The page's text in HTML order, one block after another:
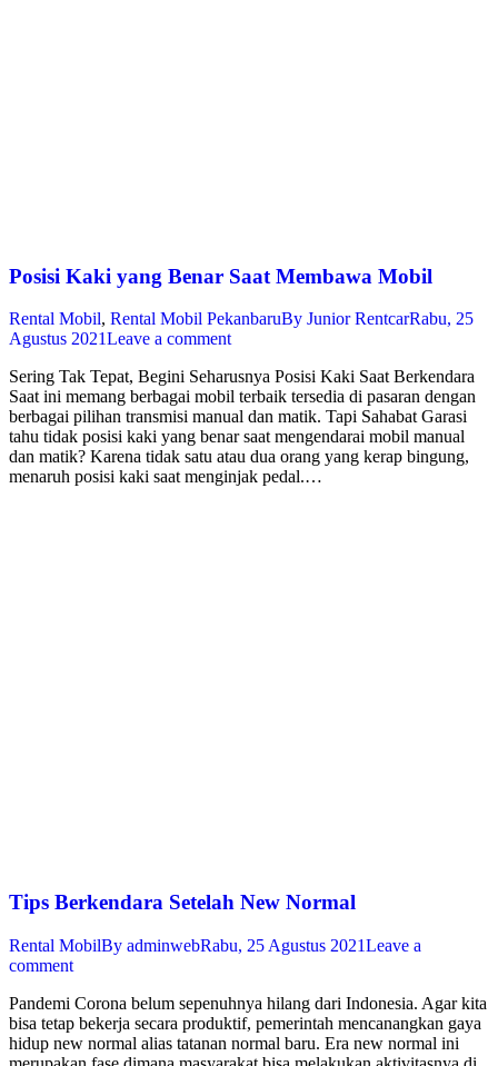
Posisi Kaki yang Benar Saat Membawa Mobil
Rental Mobil, Rental Mobil PekanbaruBy Junior RentcarRabu, 25
Agustus 2021Leave a comment
Sering Tak Tepat, Begini Seharusnya Posisi Kaki Saat Berkendara
Saat ini memang berbagai mobil terbaik tersedia di pasaran dengan
berbagai pilihan transmisi manual dan matik. Tapi Sahabat Garasi
tahu tidak posisi kaki yang benar saat mengendarai mobil manual
dan matik? Karena tidak satu atau dua orang yang kerap bingung,
menaruh posisi kaki saat menginjak pedal.…
Tips Berkendara Setelah New Normal
Rental MobilBy adminwebRabu, 25 Agustus 2021Leave a
comment
Pandemi Corona belum sepenuhnya hilang dari Indonesia. Agar kita
bisa tetap bekerja secara produktif, pemerintah mencanangkan gaya
hidup new normal alias tatanan normal baru. Era new normal ini